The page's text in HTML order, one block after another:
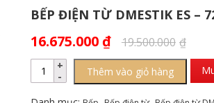
BẾP ĐIỆN TỪ DMESTIK ES –
16.675.000 ₫ 19.500.000 ₫
Thêm vào giỏ hàng